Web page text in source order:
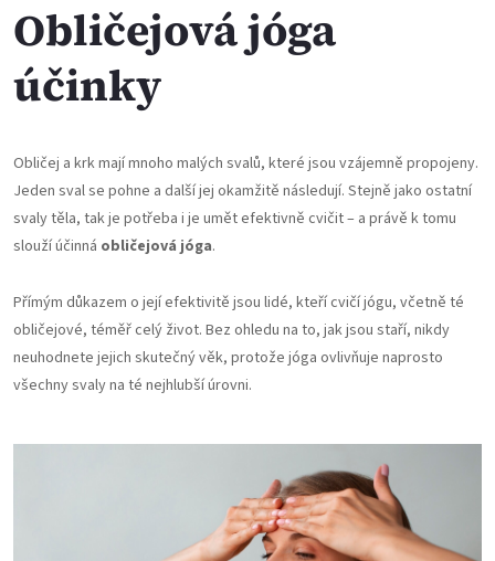
Obličejová jóga
účinky
Obličej a krk mají mnoho malých svalů, které jsou vzájemně propojeny.
Jeden sval se pohne a další jej okamžitě následují. Stejně jako ostatní
svaly těla, tak je potřeba i je umět efektivně cvičit – a právě k tomu
slouží účinná obličejová jóga.
Přímým důkazem o její efektivitě jsou lidé, kteří cvičí jógu, včetně té
obličejové, téměř celý život. Bez ohledu na to, jak jsou staří, nikdy
neuhodnete jejich skutečný věk, protože jóga ovlivňuje naprosto
všechny svaly na té nejhlubší úrovni.